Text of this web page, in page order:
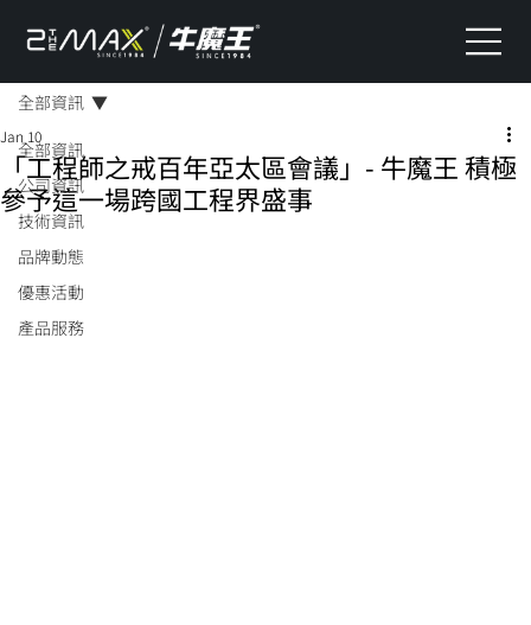
全部資訊
公司資訊
技術資訊
品牌動態
優惠活動
產品服務
全部資訊
「工程師之戒百年亞太區會議」- 牛魔王 積極
參予這一場跨國工程界盛事
Jan 10